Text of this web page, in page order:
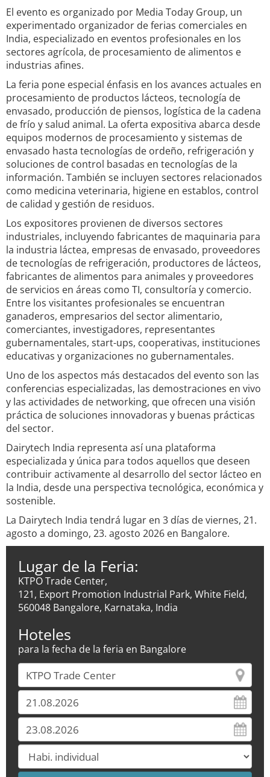
El evento es organizado por Media Today Group, un
experimentado organizador de ferias comerciales en
India, especializado en eventos profesionales en los
sectores agrícola, de procesamiento de alimentos e
industrias afines.
La feria pone especial énfasis en los avances actuales en
procesamiento de productos lácteos, tecnología de
envasado, producción de piensos, logística de la cadena
de frío y salud animal. La oferta expositiva abarca desde
equipos modernos de procesamiento y sistemas de
envasado hasta tecnologías de ordeño, refrigeración y
soluciones de control basadas en tecnologías de la
información. También se incluyen sectores relacionados
como medicina veterinaria, higiene en establos, control
de calidad y gestión de residuos.
Los expositores provienen de diversos sectores
industriales, incluyendo fabricantes de maquinaria para
la industria láctea, empresas de envasado, proveedores
de tecnologías de refrigeración, productores de lácteos,
fabricantes de alimentos para animales y proveedores
de servicios en áreas como TI, consultoría y comercio.
Entre los visitantes profesionales se encuentran
ganaderos, empresarios del sector alimentario,
comerciantes, investigadores, representantes
gubernamentales, start-ups, cooperativas, instituciones
educativas y organizaciones no gubernamentales.
Uno de los aspectos más destacados del evento son las
conferencias especializadas, las demostraciones en vivo
y las actividades de networking, que ofrecen una visión
práctica de soluciones innovadoras y buenas prácticas
del sector.
Dairytech India representa así una plataforma
especializada y única para todos aquellos que deseen
contribuir activamente al desarrollo del sector lácteo en
la India, desde una perspectiva tecnológica, económica y
sostenible.
La Dairytech India tendrá lugar en 3 días de viernes, 21.
agosto a domingo, 23. agosto 2026 en Bangalore.
Lugar de la Feria:
KTPO Trade Center,
121, Export Promotion Industrial Park, White Field,
560048 Bangalore, Karnataka, India
Hoteles
para la fecha de la feria en Bangalore